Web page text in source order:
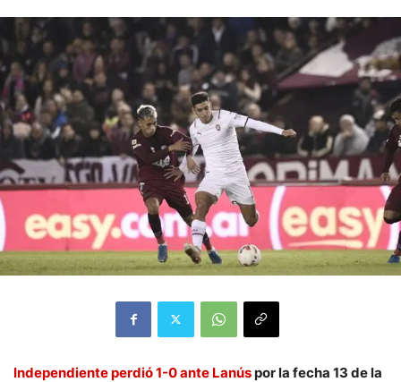
Independiente perdió 1-0 ante Lanúspor la fecha 13 de la